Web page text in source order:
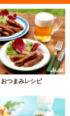
つまみレシピ